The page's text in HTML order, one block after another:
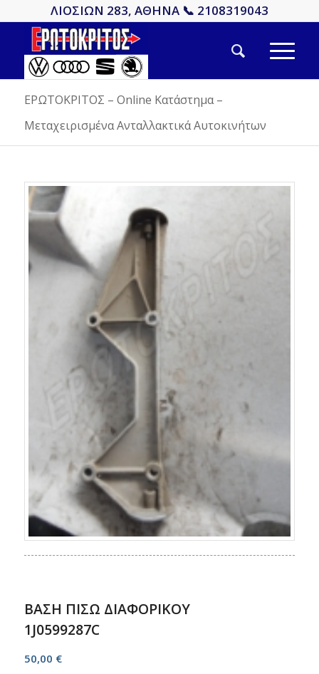
ΛΙΟΣΙΩΝ 283, ΑΘΗΝΑ 📞 2108319043
ΕΡΩΤΟΚΡΙΤΟΣ – Online Κατάστημα –
Μεταχειρισμένα Ανταλλακτικά Αυτοκινήτων
ΒΑΣΗ ΠΙΣΩ ΔΙΑΦΟΡΙΚOΥ
1J0599287C
50,00 €